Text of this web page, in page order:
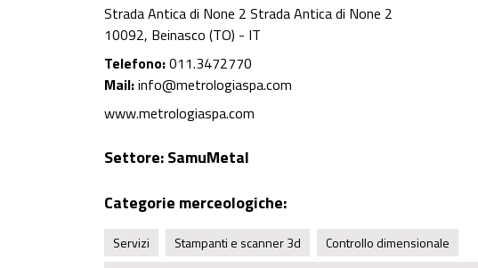
Strada Antica di None 2 Strada Antica di None 2
10092, Beinasco (TO) - IT
Telefono:011.3472770
Mail:info@metrologiaspa.com
www.metrologiaspa.com
Settore:SamuMetal
Categorie merceologiche:
Servizi Stampanti e scanner 3d
Controllo dimensionale